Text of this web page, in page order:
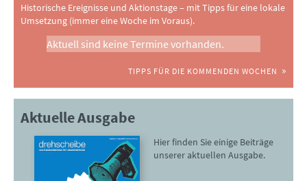
Historische Ereignisse und Aktionstage – mit Tipps für eine lokale
Umsetzung (immer eine Woche im Voraus).
Aktuell sind keine Termine vorhanden.
TIPPS FÜR DIE KOMMENDEN WOCHEN
Aktuelle Ausgabe
Hier finden Sie einige Beiträge
unserer aktuellen Ausgabe.